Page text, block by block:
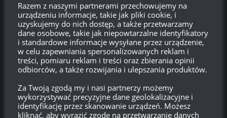
Reply toALERNO
18:41, 16 października 2018 18:41
na 2 koncie użyłem kodu na lorke z załogą 90 procent już
robiłem 2k dpm więc spoko ale polecam skorpiona kilka
strzałow i dmg zapełniony
0 Odpowiedz
Lol
Reply toALERNO
Razem z naszymi partnerami przechowujemy na
urządzeniu informacje, takie jak pliki cookie, i
uzyskujemy do nich dostęp, a także przetwarzamy
dane osobowe, takie jak niepowtarzalne identyfikatory
i standardowe informacje wysyłane przez urządzenie,
w celu zapewniania spersonalizowanych reklam i
treści, pomiaru reklam i treści oraz zbierania opinii
odbiorców, a także rozwijania i ulepszania produktów.
Za Twoją zgodą my i nasi partnerzy możemy
wykorzystywać precyzyjne dane geolokalizacyjne i
identyfikację przez skanowanie urządzeń. Możesz
kliknąć, aby wyrazić zgodę na przetwarzanie danych